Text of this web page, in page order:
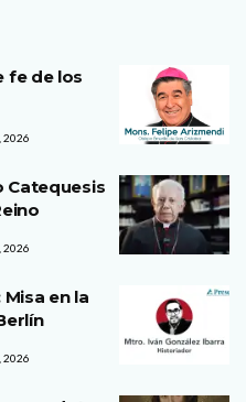
fe de los
2026
Catequesis
2026
en la
2026